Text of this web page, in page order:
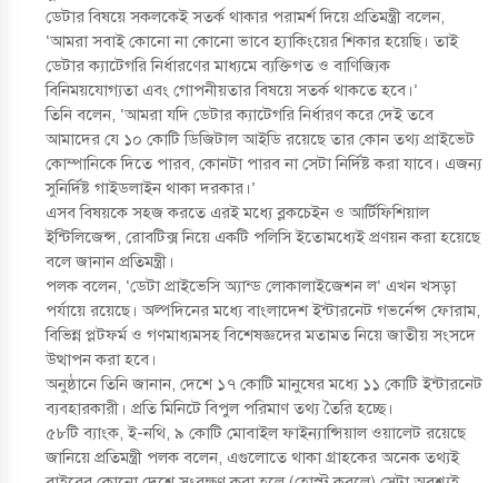
ডেটার বিষয়ে সকলকেই সতর্ক থাকার পরামর্শ দিয়ে প্রতিমন্ত্রী বলেন,
‘আমরা সবাই কোনো না কোনো ভাবে হ্যাকিংয়ের শিকার হয়েছি। তাই
ডেটার ক্যাটেগরি নির্ধারণের মাধ্যমে ব্যক্তিগত ও বাণিজ্যিক
বিনিময়যোগ্যতা এবং গোপনীয়তার বিষয়ে সতর্ক থাকতে হবে।’
তিনি বলেন, ‘আমরা যদি ডেটার ক্যাটেগরি নির্ধারণ করে দেই তবে
আমাদের যে ১০ কোটি ডিজিটাল আইডি রয়েছে তার কোন তথ্য প্রাইভেট
কোম্পানিকে দিতে পারব, কোনটা পারব না সেটা নির্দিষ্ট করা যাবে। এজন্য
সুনির্দিষ্ট গাইডলাইন থাকা দরকার।’
এসব বিষয়কে সহজ করতে এরই মধ্যে ব্লকচেইন ও আর্টিফিশিয়াল
ইন্টিলিজেন্স, রোবটিক্স নিয়ে একটি পলিসি ইতোমধ্যেই প্রণয়ন করা হয়েছে
বলে জানান প্রতিমন্ত্রী।
পলক বলেন, ‘ডেটা প্রাইভেসি অ্যান্ড লোকালাইজেশন ল’ এখন খসড়া
পর্যায়ে রয়েছে। অল্পদিনের মধ্যে বাংলাদেশ ইন্টারনেট গভর্নেন্স ফোরাম,
বিভিন্ন প্লটফর্ম ও গণমাধ্যমসহ বিশেষজ্ঞদের মতামত নিয়ে জাতীয় সংসদে
উত্থাপন করা হবে।
অনুষ্ঠানে তিনি জানান, দেশে ১৭ কোটি মানুষের মধ্যে ১১ কোটি ইন্টারনেট
ব্যবহারকারী। প্রতি মিনিটে বিপুল পরিমাণ তথ্য তৈরি হচ্ছে।
৫৮টি ব্যাংক, ই-নথি, ৯ কোটি মোবাইল ফাইন্যান্সিয়াল ওয়ালেট রয়েছে
জানিয়ে প্রতিমন্ত্রী পলক বলেন, এগুলোতে থাকা গ্রাহকের অনেক তথ্যই